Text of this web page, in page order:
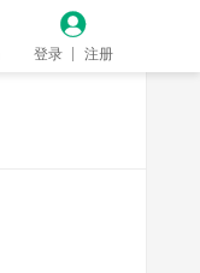

登录 注册